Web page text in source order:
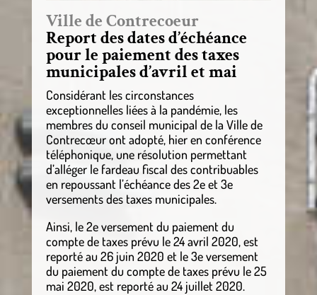
Ville de Contrecoeur
Report des dates d’échéance
pour le paiement des taxes
municipales d’avril et mai
Considérant les circonstances
exceptionnelles liées à la pandémie, les
membres du conseil municipal de la Ville de
Contrecœur ont adopté, hier en conférence
téléphonique, une résolution permettant
d’alléger le fardeau fiscal des contribuables
en repoussant l’échéance des 2e et 3e
versements des taxes municipales.
Ainsi, le 2e versement du paiement du
compte de taxes prévu le 24 avril 2020, est
reporté au 26 juin 2020 et le 3e versement
du paiement du compte de taxes prévu le 25
mai 2020, est reporté au 24 juillet 2020.